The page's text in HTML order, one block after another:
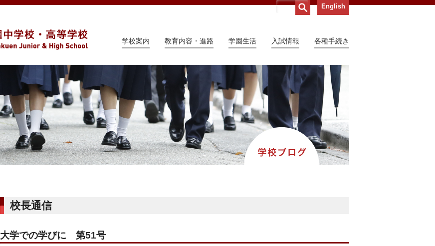
English
学校案内 教育内容・進路 学園生活 入試情報 各種手続き
校長通信
大学での学びに 第51号